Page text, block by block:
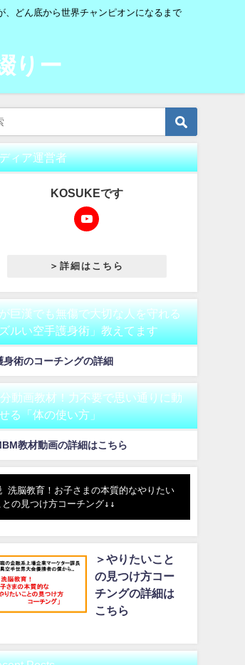
どん底から世界チャンピオンになるまで
りー
ィア運営者
KOSUKEです
＞詳細はこちら
巨漢でも無傷で大切な人を守れる
ルい空手護身術」教えてます
身術のコーチングの詳細
動画教材！力不要で思い通りに動
る「体の使い方」
教材動画の詳細はこちら
洗脳教育！お子さまの本質的なやりたい
との見つけ方コーチング↓↓
＞やりたいこと
の見つけ方コー
チングの詳細は
こちら